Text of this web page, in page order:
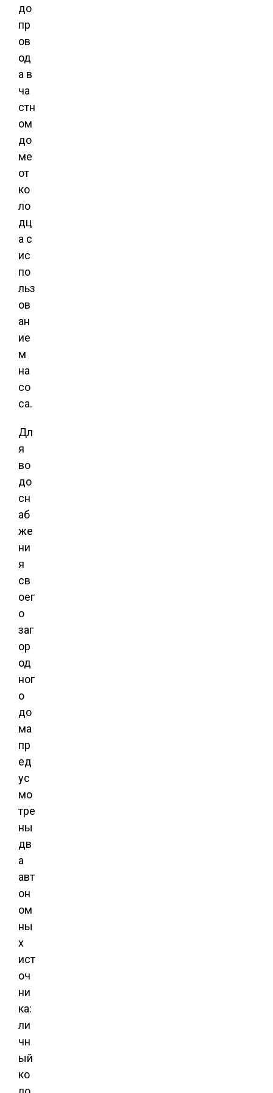
до
пр
ов
од
а в
ча
стн
ом
до
ме
от
ко
ло
дц
а с
ис
по
льз
ов
ан
ие
м
на
со
са.
Дл
я
во
до
сн
аб
же
ни
я
св
оег
о
заг
ор
од
ног
о
до
ма
пр
ед
ус
мо
тре
ны
дв
а
авт
он
ом
ны
х
ист
оч
ни
ка:
ли
чн
ый
ко